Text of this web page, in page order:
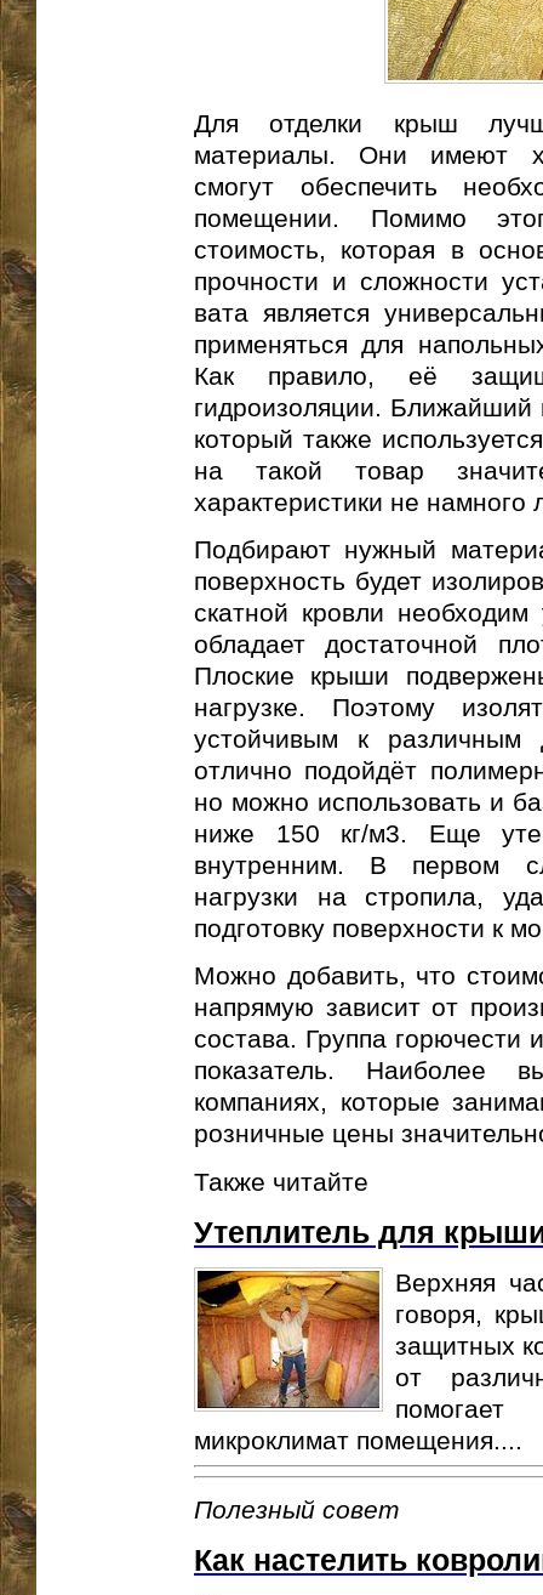
Для отделки крыш
материалы. Они имеют
смогут обеспечить
помещении. Помимо
стоимость, которая в
прочности и сложности
вата является
применяться для
Как правило, её
гидроизоляции. Ближайший
который также
на такой товар
характеристики не намного
Подбирают нужный
поверхность будет
скатной кровли
обладает достаточной
Плоские крыши
нагрузке. Поэтому
устойчивым к
отлично подойдёт
но можно использовать и
ниже 150 кг/м3. Еще
внутренним. В первом
нагрузки на стропила,
подготовку поверхности к
Можно добавить, что
напрямую зависит от
состава. Группа горючести
показатель. Наиболее
компаниях, которые
розничные цены
Также читайте
Утеплитель для
Верхняя
говоря,
защитных
от
микроклимат помещения....
Полезный совет
Как настелить